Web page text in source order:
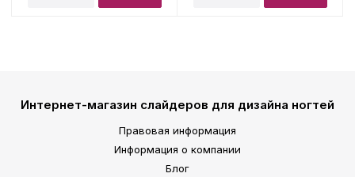
Интернет-магазин слайдеров для дизайна ногтей
Правовая информация
Информация о компании
Блог